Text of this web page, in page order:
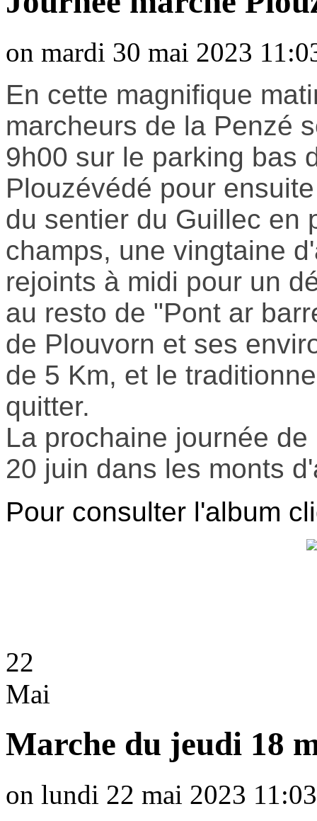
on mardi 30 mai 2023
En cette magnifique
marcheurs de la Penzé
9h00 sur le parking bas
Plouzévédé pour
du sentier du Guillec en
champs, une vingtaine
rejoints à midi pour un
au resto de "Pont ar
de Plouvorn et ses
de 5 Km, et le
quitter.
La prochaine journée
20 juin dans les monts
Pour consulter l'album
22
Mai
Marche du jeudi 18
on lundi 22 mai 2023